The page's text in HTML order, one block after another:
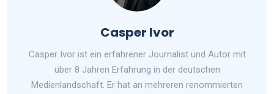
Casper Ivor
Casper Ivor ist ein erfahrener Journalist und Autor mit
über 8 Jahren Erfahrung in der deutschen
Medienlandschaft. Er hat an mehreren renommierten